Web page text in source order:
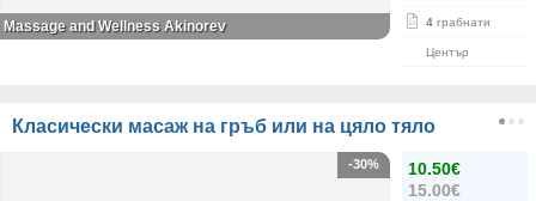
4 грабнати
Център
Massage and Wellness Akinorev
Класически масаж на гръб или на цяло тяло
10.50€
15.00€
-30%